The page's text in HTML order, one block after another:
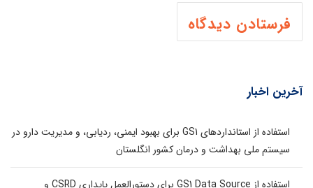
آخرین اخبار
استفاده از استانداردهای GS1 برای بهبود ایمنی، ردیابی، و مدیریت دارو در
سیستم ملی بهداشت و درمان کشور انگلستان
استفاده از GS1 Data Source برای دستورالعمل پایداری CSRD و